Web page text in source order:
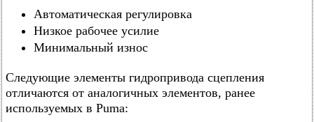
Автоматическая регулировка
Низкое рабочее усилие
Минимальный износ
Следующие элементы гидропривода сцепления
отличаются от аналогичных элементов, ранее
используемых в Puma: